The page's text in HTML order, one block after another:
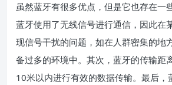
虽然蓝牙有很多优点，但是它也存在一
蓝牙使用了无线信号进行通信，因此在
现信号干扰的问题，如在人群密集的地
备过多的环境中。其次，蓝牙的传输距
10米以内进行有效的数据传输。最后，